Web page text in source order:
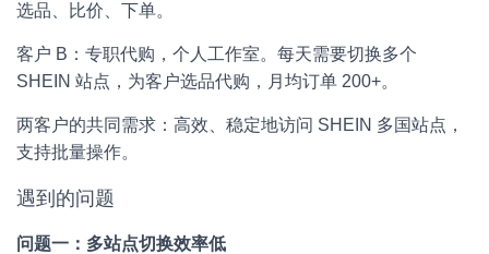
选品、比价、下单。
客户 B：专职代购，个人工作室。每天需要切换多个
SHEIN 站点，为客户选品代购，月均订单 200+。
两客户的共同需求：高效、稳定地访问 SHEIN 多国站点，
支持批量操作。
遇到的问题
问题一：多站点切换效率低